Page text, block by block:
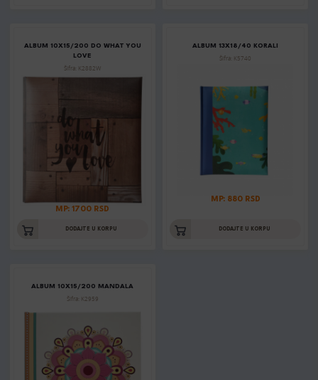
ALBUM 10X15/200 DO WHAT YOU
LOVE
Šifra: K2882W
MP: 1700 RSD
DODAJTE U KORPU
ALBUM 13X18/40 KORALI
Šifra: K5740
MP: 880 RSD
DODAJTE U KORPU
ALBUM 10X15/200 MANDALA
Šifra: K2959